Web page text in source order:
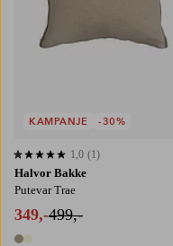
Halvor Bakke
Putevar Trae
349,-499,-
1,0 basert på 1 karaktergivninger
1,0 (1)
KAMPANJE -30%